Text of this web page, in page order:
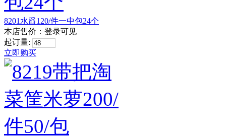
8201水舀120/件一中包24个
本店售价： 登录可见
起订量:
立即购买